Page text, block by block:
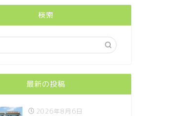
検索
最新の投稿
2026年8月6日